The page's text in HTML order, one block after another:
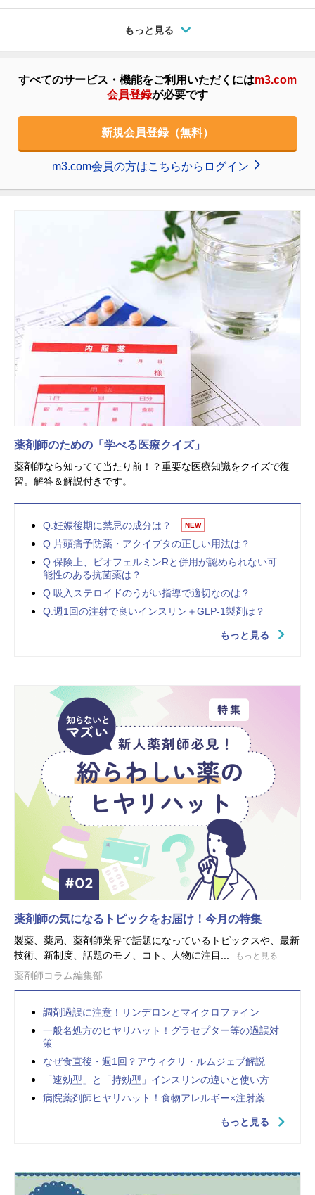
もっと見る
すべてのサービス・機能をご利用いただくにはm3.com
会員登録が必要です
新規会員登録（無料）
m3.com会員の方はこちらからログイン
薬剤師のための「学べる医療クイズ」
薬剤師なら知ってて当たり前！？重要な医療知識をクイズで復
習。解答＆解説付きです。
Q.妊娠後期に禁忌の成分は？ NEW
Q.片頭痛予防薬・アクイプタの正しい用法は？
Q.保険上、ビオフェルミンRと併用が認められない可
能性のある抗菌薬は？
Q.吸入ステロイドのうがい指導で適切なのは？
Q.週1回の注射で良いインスリン＋GLP-1製剤は？
もっと見る
薬剤師の気になるトピックをお届け！今月の特集
製薬、薬局、薬剤師業界で話題になっているトピックスや、最新
技術、新制度、話題のモノ、コト、人物に注目...
もっと見る
薬剤師コラム編集部
調剤過誤に注意！リンデロンとマイクロファイン
一般名処方のヒヤリハット！グラセプター等の過誤対
策
なぜ食直後・週1回？アウィクリ・ルムジェブ解説
「速効型」と「持効型」インスリンの違いと使い方
病院薬剤師ヒヤリハット！食物アレルギー×注射薬
もっと見る